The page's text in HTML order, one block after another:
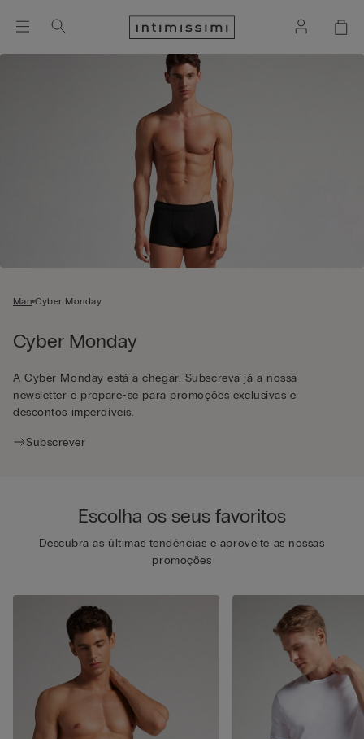
Man Cyber Monday
Cyber Monday
A Cyber Monday está a chegar. Subscreva já a nossa
newsletter e prepare-se para promoções exclusivas e
descontos imperdíveis.
Subscrever
Escolha os seus favoritos
Descubra as últimas tendências e aproveite as nossas
promoções